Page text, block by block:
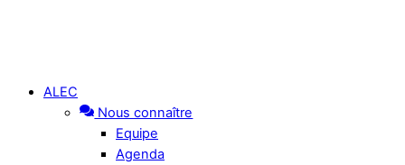
ALEC
Nous connaître
Equipe
Agenda